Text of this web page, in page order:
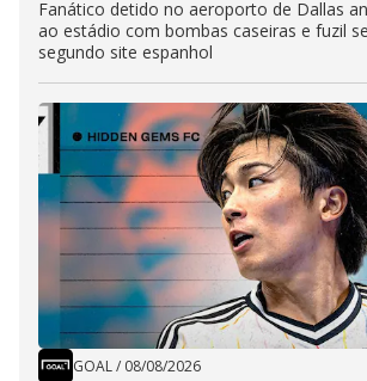
Fanático detido no aeroporto de Dallas
ao estádio com bombas caseiras e fuzil
segundo site espanhol
GOAL/ 08/08/2026